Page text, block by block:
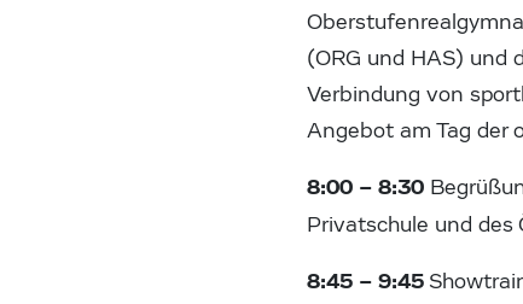
(ORG und HAS) und
Verbindung von
Angebot am Tag der
8:00 – 8:30
Privatschule und des
8:45 – 9:45